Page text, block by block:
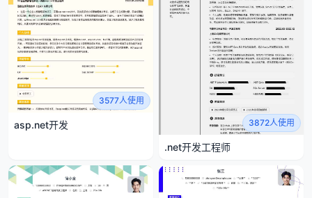
3577人使用
asp.net开发 3872人使用
.net开发工程师